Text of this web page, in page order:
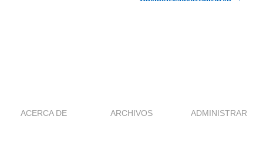
ACERCA DE ARCHIVOS ADMINISTRAR